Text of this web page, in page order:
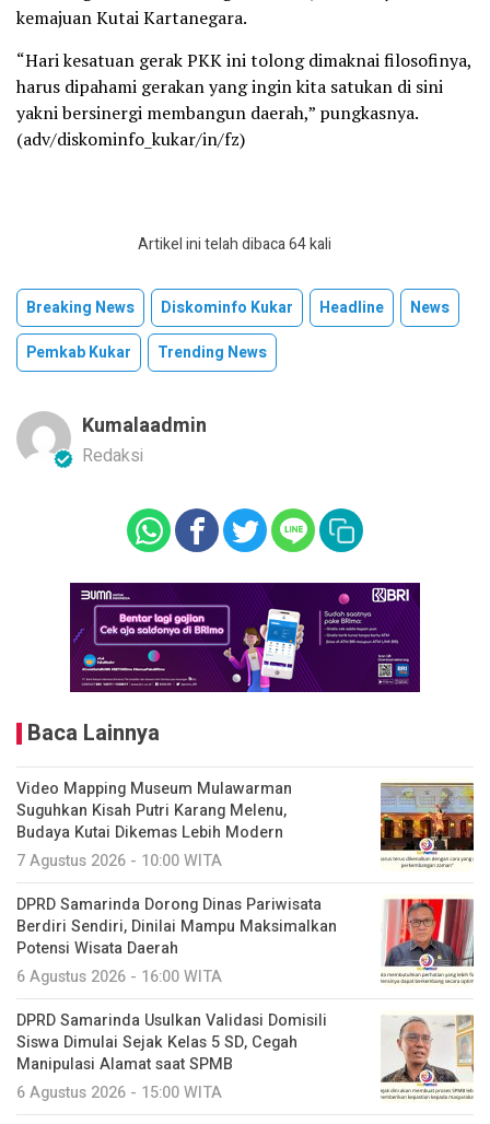
kemajuan Kutai Kartanegara.
“Hari kesatuan gerak PKK ini tolong dimaknai filosofinya,
harus dipahami gerakan yang ingin kita satukan di sini
yakni bersinergi membangun daerah,” pungkasnya.
(adv/diskominfo_kukar/in/fz)
Artikel ini telah dibaca 64 kali
Breaking News Diskominfo Kukar Headline
News
Pemkab Kukar
Trending News
Kumalaadmin
Redaksi
Baca Lainnya
Video Mapping Museum Mulawarman
Suguhkan Kisah Putri Karang Melenu,
Budaya Kutai Dikemas Lebih Modern
7 Agustus 2026 - 10:00 WITA
DPRD Samarinda Dorong Dinas Pariwisata
Berdiri Sendiri, Dinilai Mampu Maksimalkan
Potensi Wisata Daerah
6 Agustus 2026 - 16:00 WITA
DPRD Samarinda Usulkan Validasi Domisili
Siswa Dimulai Sejak Kelas 5 SD, Cegah
Manipulasi Alamat saat SPMB
6 Agustus 2026 - 15:00 WITA